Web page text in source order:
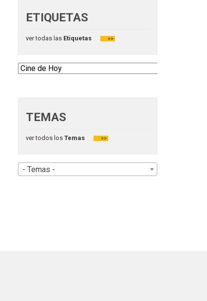
ETIQUETAS
ver todas las Etiquetas >>
TEMAS
ver todos losTemas >>
- Temas -